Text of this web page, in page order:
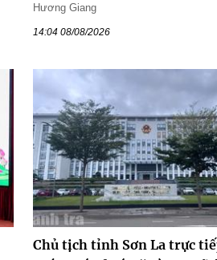
Hương Giang
14:04 08/08/2026
Chủ tịch tỉnh Sơn La trực